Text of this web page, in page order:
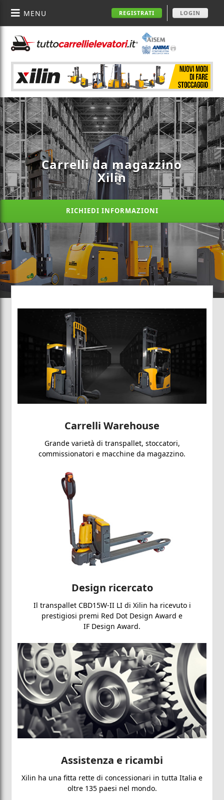
REGISTRATI LOGIN
MENU
Carrelli da magazzino
Xilin
RICHIEDI INFORMAZIONI
Carrelli Warehouse
Grande varietà di transpallet, stoccatori,
commissionatori e macchine da magazzino.
Design ricercato
Il transpallet CBD15W-II LI di Xilin ha ricevuto i
prestigiosi premi Red Dot Design Award e
IF Design Award.
Assistenza e ricambi
Xilin ha una fitta rette di concessionari in tutta Italia e
oltre 135 paesi nel mondo.